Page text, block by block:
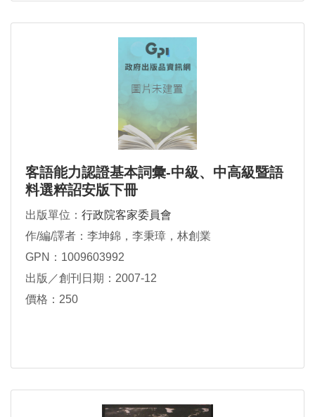
客語能力認證基本詞彙-中級、中高級暨語
料選粹詔安版下冊
出版單位： 行政院客家委員會
作/編/譯者：李坤錦，李秉璋，林創業
GPN：1009603992
出版／創刊日期：2007-12
價格：250